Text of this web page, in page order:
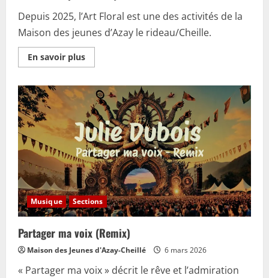
Depuis 2025, l’Art Floral est une des activités de la
Maison des jeunes d’Azay le rideau/Cheille.
En savoir plusEn
savoir
ART
FLORAL
Musique Sections
Partager ma voix (Remix)
Maison des Jeunes d'Azay-Cheillé 6 mars 2026
« Partager ma voix » décrit le rêve et l’admiration